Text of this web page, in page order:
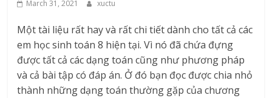
March 31, 2021 xuctu
Một tài liệu rất hay và rất chi tiết dành cho tất cả các
em học sinh toán 8 hiện tại. Vì nó đã chứa đựng
được tất cả các dạng toán cũng như phương pháp
và cả bài tập có đáp án. Ở đó bạn đọc được chia nhỏ
thành những dạng toán thường gặp của chương